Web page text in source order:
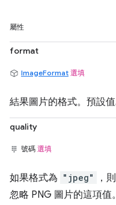
屬性
format
ImageFormat 選填
結果圖片的格式。預設
quality
號碼 選填
如果格式為 "jpeg"
，
忽略 PNG 圖片的這項